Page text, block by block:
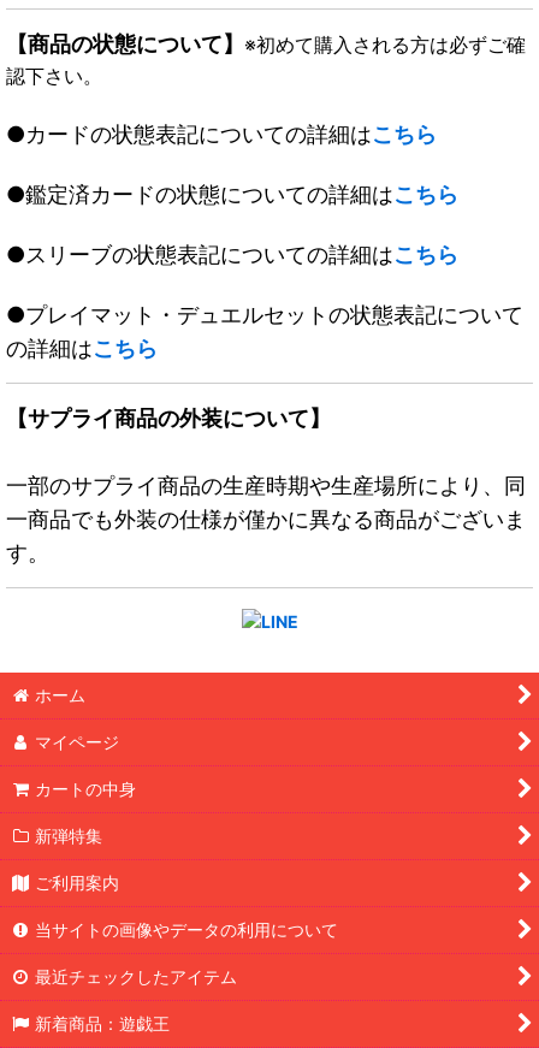
【商品の状態について】 ※初めて購入される方は必ずご確
認下さい。
●カードの状態表記についての詳細はこちら
●鑑定済カードの状態についての詳細はこちら
●スリーブの状態表記についての詳細はこちら
●プレイマット・デュエルセットの状態表記について
の詳細はこちら
【サプライ商品の外装について】
一部のサプライ商品の生産時期や生産場所により、同
一商品でも外装の仕様が僅かに異なる商品がございま
す。
ホーム
マイページ
カートの中身
新弾特集
ご利用案内
当サイトの画像やデータの利用について
最近チェックしたアイテム
新着商品：遊戯王